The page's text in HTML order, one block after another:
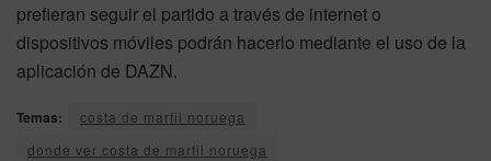
prefieran seguir el partido a través de internet o
dispositivos móviles podrán hacerlo mediante el uso de la
aplicación de DAZN.
Temas:
costa de marfil noruega
donde ver costa de marfil noruega